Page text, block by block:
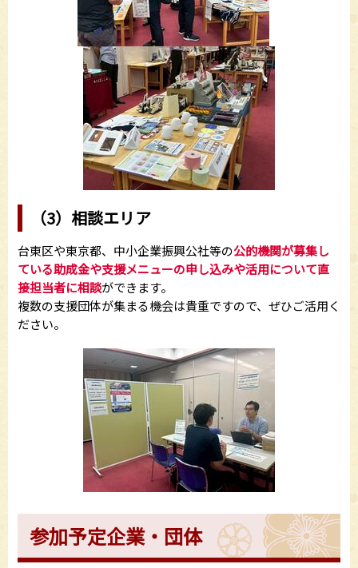
（3）相談エリア
台東区や東京都、中小企業振興公社等の公的機関が募集し
ている助成金や支援メニューの申し込みや活用について直
接担当者に相談ができます。
複数の支援団体が集まる機会は貴重ですので、ぜひご活用く
ださい。
参加予定企業・団体